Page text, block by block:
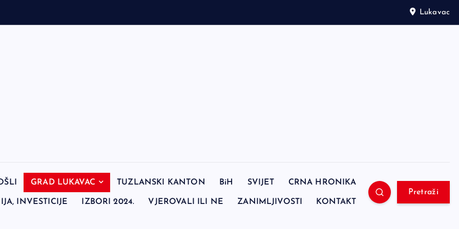
Lukavac
GRAD LUKAVAC TUZLANSKI KANTON BiH SVIJET CRNA HRONIKA
INVESTICIJE IZBORI 2024. VJEROVALI ILI NE ZANIMLJIVOSTI KONTAKT
Pretraži